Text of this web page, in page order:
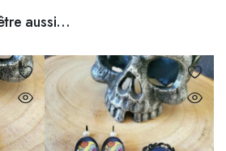
aussi…